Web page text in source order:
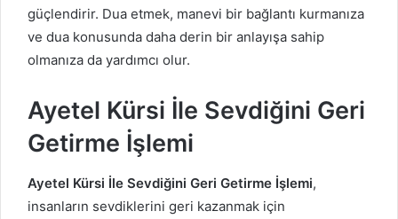
güçlendirir. Dua etmek, manevi bir bağlantı kurmanıza
ve dua konusunda daha derin bir anlayışa sahip
olmanıza da yardımcı olur.
Ayetel Kürsi İle Sevdiğini Geri
Getirme İşlemi
Ayetel Kürsi İle Sevdiğini Geri Getirme İşlemi,
insanların sevdiklerini geri kazanmak için